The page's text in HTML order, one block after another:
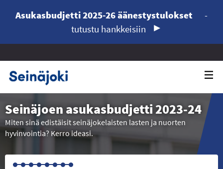
Asukasbudjetti 2025-26 äänestystulokset
-
tutustu hankkeisiin
Seinäjoen asukasbudjetti 2023-24
Miten sinä edistäisit seinäjokelaisten lasten ja nuorten
hyvinvointia? Kerro ideasi.